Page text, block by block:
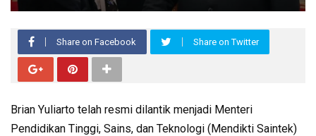
Share on Facebook Share on Twitter
Brian Yuliarto telah resmi dilantik menjadi Menteri
Pendidikan Tinggi, Sains, dan Teknologi (Mendikti Saintek)